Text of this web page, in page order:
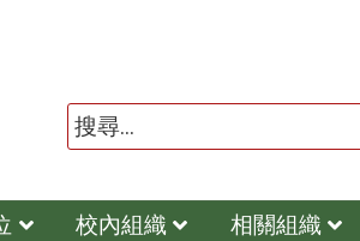
校內組織
相關組織